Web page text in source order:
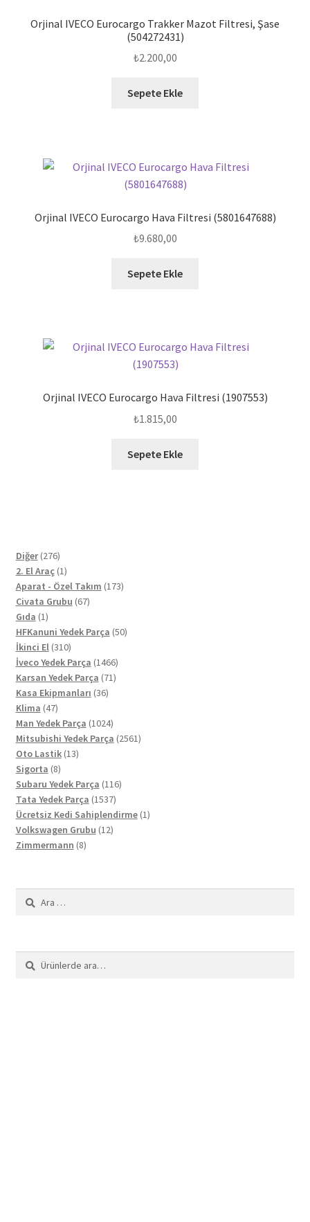
Orjinal IVECO Eurocargo Trakker Mazot Filtresi, Şase
(504272431)
₺2.200,00
Sepete Ekle
Orjinal IVECO Eurocargo Hava Filtresi (5801647688)
₺9.680,00
Sepete Ekle
Orjinal IVECO Eurocargo Hava Filtresi (1907553)
₺1.815,00
Sepete Ekle
Diğer 276276
ürün
2. El Araç 11
ürün
Aparat - Özel Takım 173173
Civata Grubu 6767
Gıda 11
ürün
HFKanuni Yedek Parça 5050
İkinci El 310310
ürün
İveco Yedek Parça 14661466
ürün
Karsan Yedek Parça 7171
Kasa Ekipmanları 3636
Klima 4747
ürün
Man Yedek Parça 10241024
ürün
Mitsubishi Yedek Parça 25612561
Oto Lastik 1313
Sigorta 88
ürün
Subaru Yedek Parça 116116
Tata Yedek Parça 15371537
ürün
Ücretsiz Kedi Sahiplendirme 11
Volkswagen Grubu 1212
Zimmermann 88
Arama:
Ara:
Ara